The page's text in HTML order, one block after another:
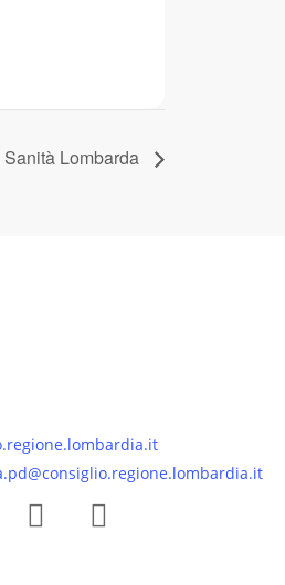
Lombarda
Gruppo Consiliare PD LombardiaPagina Instagram Gruppo PD Lombardia Pagina Youtube Gruppo PD Lombardia